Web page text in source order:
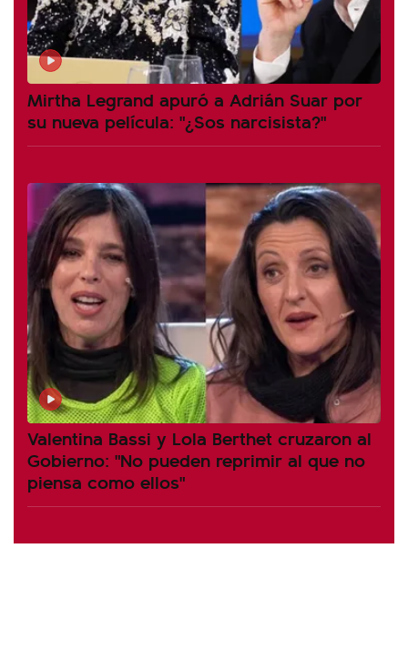
Mirtha Legrand apuró a Adrián Suar por
su nueva película: "¿Sos narcisista?"
Valentina Bassi y Lola Berthet cruzaron al
Gobierno: "No pueden reprimir al que no
piensa como ellos"